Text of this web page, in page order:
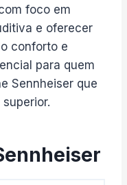
foco em
e oferecer
conforto e
para quem
Sennheiser que